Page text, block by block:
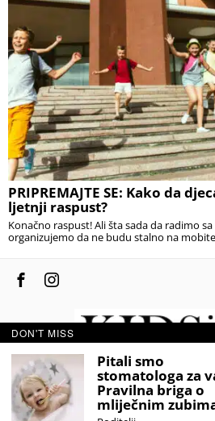
PRIPREMAJTE SE: Kako da
ljetnji raspust?
Konačno raspust! Ali šta sada da radimo
organizujemo da ne budu stalno na
© 2020 -
DON'T MISS
Pitali smo
stomatologa za
Pravilna briga o
mliječnim